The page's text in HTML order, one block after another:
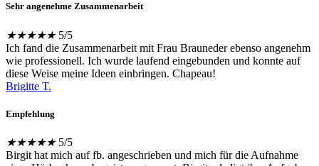
Sehr angenehme Zusammenarbeit
★★★★★ 5/5
Ich fand die Zusammenarbeit mit Frau Brauneder ebenso angenehm
wie professionell. Ich wurde laufend eingebunden und konnte auf
diese Weise meine Ideen einbringen. Chapeau!
Brigitte T.
Empfehlung
★★★★★ 5/5
Birgit hat mich auf fb. angeschrieben und mich für die Aufnahme